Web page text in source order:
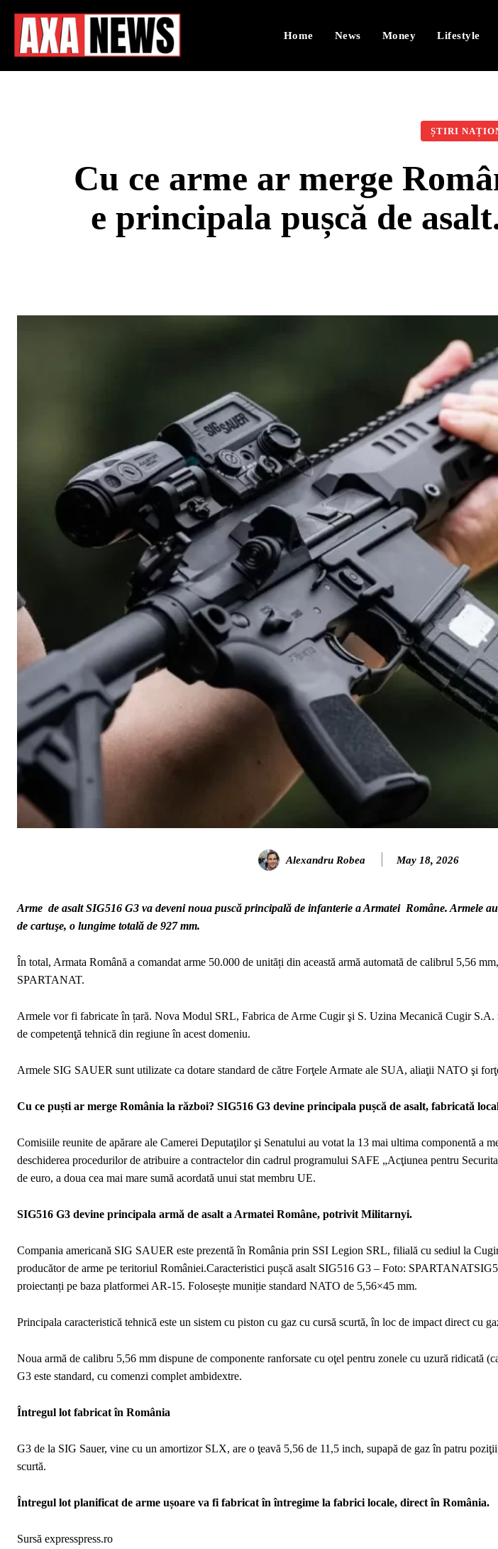
Home News Money Lifestyle
ȘTIRI
Cu ce arme ar merge
e principala pușcă de
Alexandru Robea May 18, 2026
Arme de asalt SIG516 G3 va deveni noua puscă principală de infanterie a Armatei Române. Armele
de cartuşe, o lungime totală de 927 mm.
În total, Armata Română a comandat arme 50.000 de unități din această armă automată de calibrul 5,56
SPARTANAT.
Armele vor fi fabricate în țară. Nova Modul SRL, Fabrica de Arme Cugir şi S. Uzina Mecanică Cugir S.A.
de competenţă tehnică din regiune în acest domeniu.
Armele SIG SAUER sunt utilizate ca dotare standard de către Forţele Armate ale SUA, aliaţii NATO şi
Cu ce puști ar merge România la război? SIG516 G3 devine principala pușcă de asalt, fabricată
Comisiile reunite de apărare ale Camerei Deputaţilor şi Senatului au votat la 13 mai ultima componentă a
deschiderea procedurilor de atribuire a contractelor din cadrul programului SAFE „Acţiunea pentru
de euro, a doua cea mai mare sumă acordată unui stat membru UE.
SIG516 G3 devine principala armă de asalt a Armatei Române, potrivit Militarnyi.
Compania americană SIG SAUER este prezentă în România prin SSI Legion SRL, filială cu sediul la
producător de arme pe teritoriul României.Caracteristici pușcă asalt SIG516 G3 – Foto:
proiectanți pe baza platformei AR-15. Folosește muniție standard NATO de 5,56×45 mm.
Principala caracteristică tehnică este un sistem cu piston cu gaz cu cursă scurtă, în loc de impact direct cu
Noua armă de calibru 5,56 mm dispune de componente ranforsate cu oţel pentru zonele cu uzură ridicată
G3 este standard, cu comenzi complet ambidextre.
Întregul lot fabricat în România
G3 de la SIG Sauer, vine cu un amortizor SLX, are o ţeavă 5,56 de 11,5 inch, supapă de gaz în patru
scurtă.
Întregul lot planificat de arme ușoare va fi fabricat în întregime la fabrici locale, direct în România.
Sursă expresspress.ro